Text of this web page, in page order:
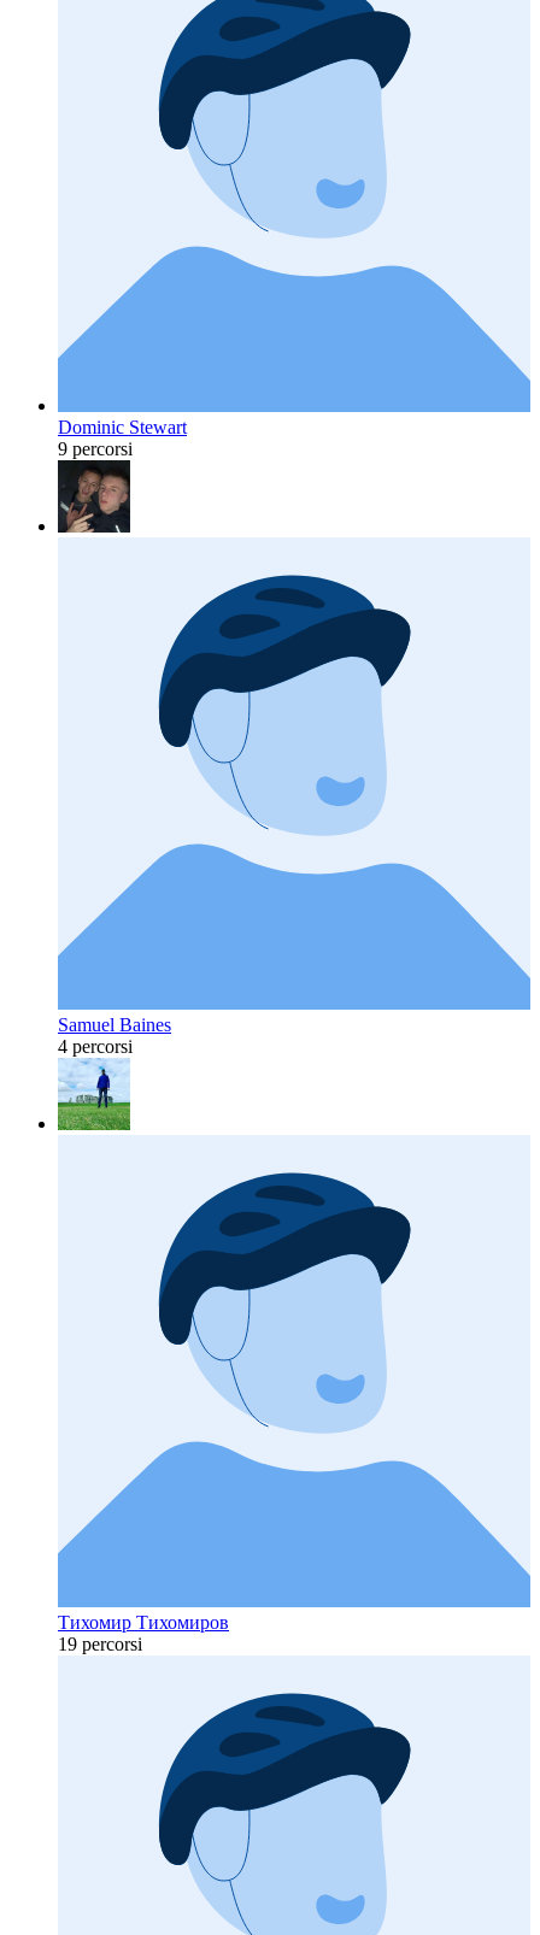
Dominic Stewart
9 percorsi
Samuel Baines
4 percorsi
Тихомир Тихомиров
19 percorsi